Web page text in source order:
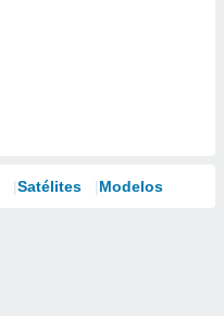
Satélites Modelos